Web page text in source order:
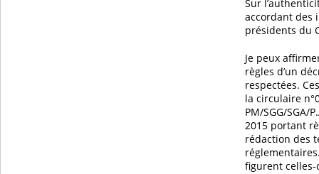
Sur
accordant des
présidents du
Je peux
règles d’un
respectées.
la circulaire
PM/SGG/SGA/
2015 portant
rédaction des
figurent celles-